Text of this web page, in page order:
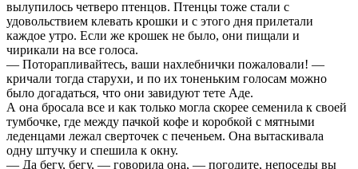
вылупилось четверо птенцов. Птенцы тоже стали с
удовольствием клевать крошки и с этого дня прилетали
каждое утро. Если же крошек не было, они пищали и
чирикали на все голоса.
— Поторапливайтесь, ваши нахлебнички пожаловали! —
кричали тогда старухи, и по их тоненьким голосам можно
было догадаться, что они завидуют тете Аде.
А она бросала все и как только могла скорее семенила к своей
тумбочке, где между пачкой кофе и коробкой с мятными
леденцами лежал сверточек с печеньем. Она вытаскивала
одну штучку и спешила к окну.
— Да бегу, бегу, — говорила она, — погодите, непоседы вы